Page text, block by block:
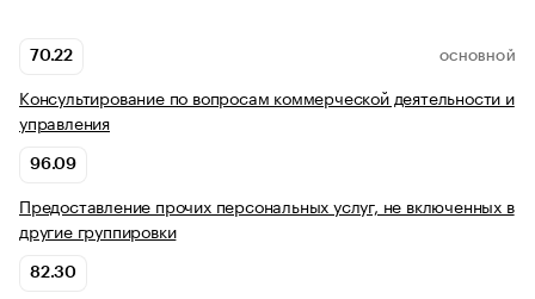
70.22 ОСНОВНОЙ
Консультирование по вопросам коммерческой деятельности и
управления
96.09
Предоставление прочих персональных услуг, не включенных в
другие группировки
82.30